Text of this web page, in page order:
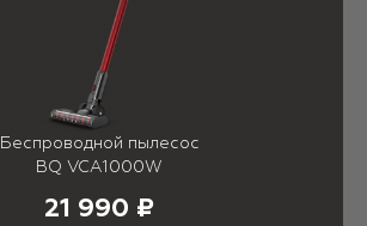
Беспроводной пылесос
BQ VCA1000W
21 990 ₽